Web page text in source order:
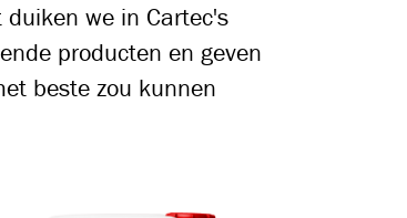
we in Cartec's
producten en geven
beste zou kunnen